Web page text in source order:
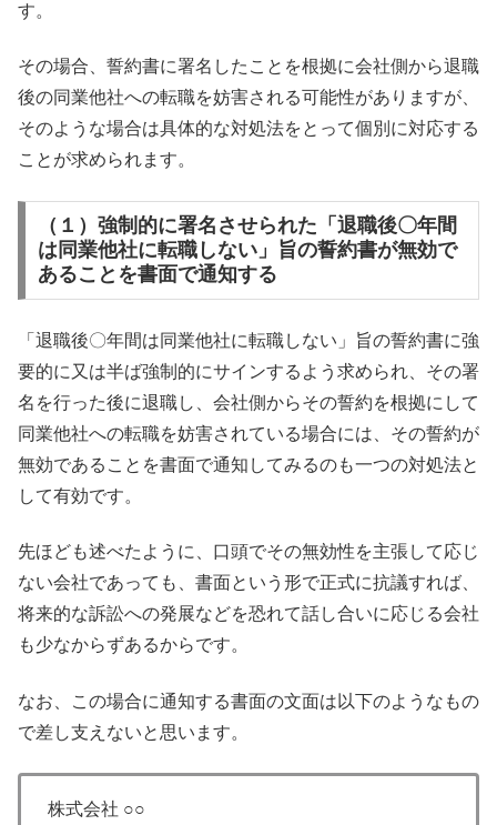
す。
その場合、誓約書に署名したことを根拠に会社側から退職
後の同業他社への転職を妨害される可能性がありますが、
そのような場合は具体的な対処法をとって個別に対応する
ことが求められます。
（１）強制的に署名させられた「退職後〇年間
は同業他社に転職しない」旨の誓約書が無効で
あることを書面で通知する
「退職後〇年間は同業他社に転職しない」旨の誓約書に強
要的に又は半ば強制的にサインするよう求められ、その署
名を行った後に退職し、会社側からその誓約を根拠にして
同業他社への転職を妨害されている場合には、その誓約が
無効であることを書面で通知してみるのも一つの対処法と
して有効です。
先ほども述べたように、口頭でその無効性を主張して応じ
ない会社であっても、書面という形で正式に抗議すれば、
将来的な訴訟への発展などを恐れて話し合いに応じる会社
も少なからずあるからです。
なお、この場合に通知する書面の文面は以下のようなもの
で差し支えないと思います。
株式会社 ○○